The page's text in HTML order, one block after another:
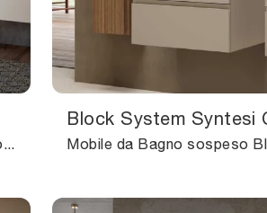
Arreda la stanza del benessere moderno alla perfezione con Block System Picasso C30, mobili bagno sospesi e complementi in laccato opaco di Baxar.
Block System Syntesi